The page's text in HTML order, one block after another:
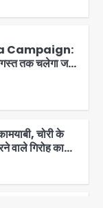
तक चलेगा जन-
ने की समीक्षा
वाले गिरोह का
कराने वाले